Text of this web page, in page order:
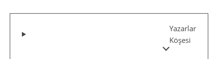
Yazarlar
Köşesi